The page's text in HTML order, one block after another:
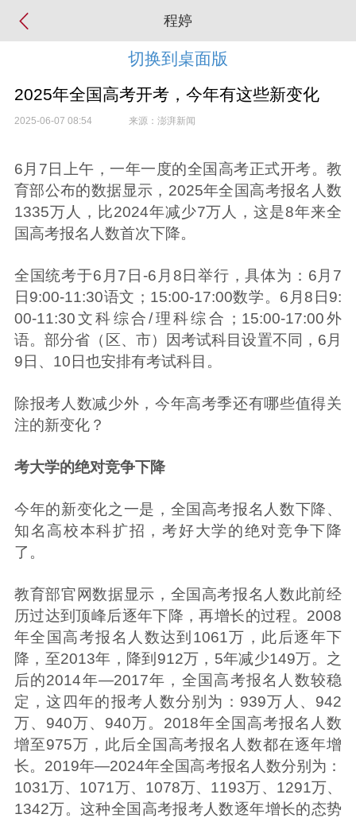
程婷
切换到桌面版
2025年全国高考开考，今年有这些新变化
2025-06-07 08:54 来源：澎湃新闻
6月7日上午，一年一度的全国高考正式开考。教
育部公布的数据显示，2025年全国高考报名人数
1335万人，比2024年减少7万人，这是8年来全
国高考报名人数首次下降。
全国统考于6月7日-6月8日举行，具体为：6月7
日9:00-11:30语文；15:00-17:00数学。6月8日9:
00-11:30文科综合/理科综合；15:00-17:00外
语。部分省（区、市）因考试科目设置不同，6月
9日、10日也安排有考试科目。
除报考人数减少外，今年高考季还有哪些值得关
注的新变化？
考大学的绝对竞争下降
今年的新变化之一是，全国高考报名人数下降、
知名高校本科扩招，考好大学的绝对竞争下降
了。
教育部官网数据显示，全国高考报名人数此前经
历过达到顶峰后逐年下降，再增长的过程。2008
年全国高考报名人数达到1061万，此后逐年下
降，至2013年，降到912万，5年减少149万。之
后的2014年—2017年，全国高考报名人数较稳
定，这四年的报考人数分别为：939万人、942
万、940万、940万。2018年全国高考报名人数
增至975万，此后全国高考报名人数都在逐年增
长。2019年—2024年全国高考报名人数分别为：
1031万、1071万、1078万、1193万、1291万、
1342万。这种全国高考报考人数逐年增长的态势